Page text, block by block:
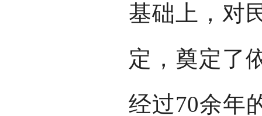
基础上，对
定，奠定了
经过70余年